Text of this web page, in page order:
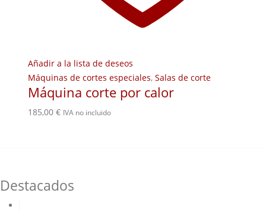
Añadir a la lista de deseos
Máquinas de cortes especiales, Salas de corte
Máquina corte por calor
185,00 € IVA no incluido
Destacados